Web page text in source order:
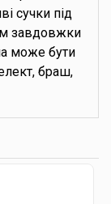
сучки під
завдовжки
може бути
браш,